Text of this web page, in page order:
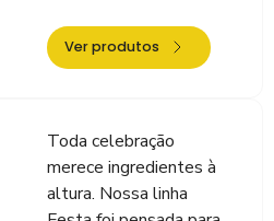
Ver produtos
Toda celebração
merece ingredientes à
altura. Nossa linha